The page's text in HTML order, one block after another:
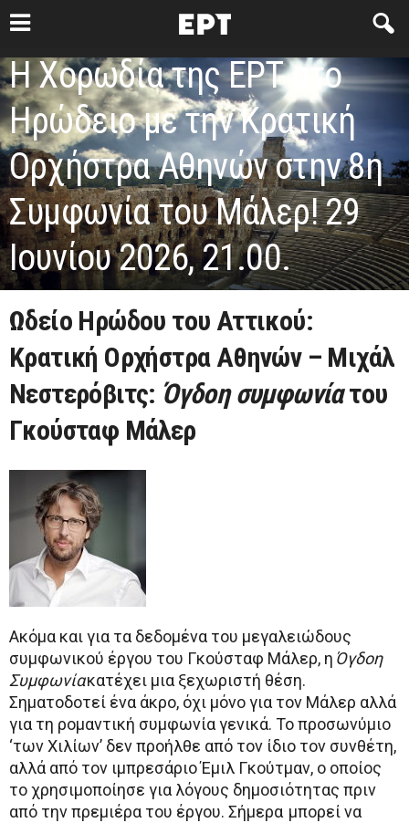
Η Χορωδία της ΕΡΤ στο
Ηρώδειο με την Κρατική
Ορχήστρα Αθηνών στην 8η
Συμφωνία του Μάλερ! 29
Ιουνίου 2026, 21.00.
Ωδείο Ηρώδου του Αττικού:
Κρατική Ορχήστρα Αθηνών – Μιχάλ
Νεστερόβιτς: Όγδοη συμφωνίατου
Γκούσταφ Μάλερ
Ακόμα και για τα δεδομένα του μεγαλειώδους
συμφωνικού έργου του Γκούσταφ Μάλερ, η Όγδοη
Συμφωνίακατέχει μια ξεχωριστή θέση.
Σηματοδοτεί ένα άκρο, όχι μόνο για τον Μάλερ αλλά
για τη ρομαντική συμφωνία γενικά. Το προσωνύμιο
‘των Χιλίων’ δεν προήλθε από τον ίδιο τον συνθέτη,
αλλά από τον ιμπρεσάριο Έμιλ Γκούτμαν, ο οποίος
το χρησιμοποίησε για λόγους δημοσιότητας πριν
από την πρεμιέρα του έργου. Σήμερα μπορεί να